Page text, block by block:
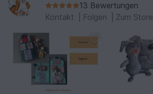
13 Bewertungen
Kontakt
Folgen Zum Store